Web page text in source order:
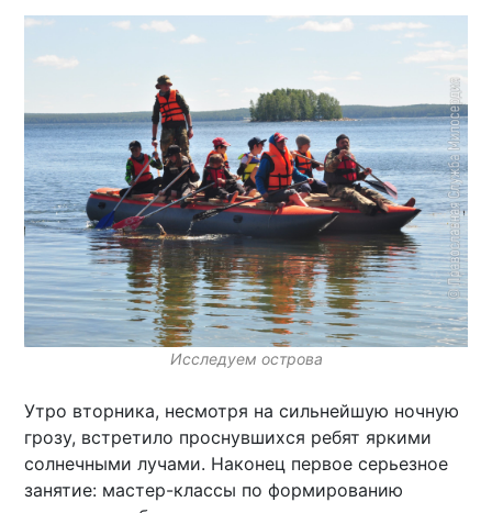
Исследуем острова
Утро вторника, несмотря на сильнейшую ночную
грозу, встретило проснувшихся ребят яркими
солнечными лучами. Наконец первое серьезное
занятие: мастер-классы по формированию